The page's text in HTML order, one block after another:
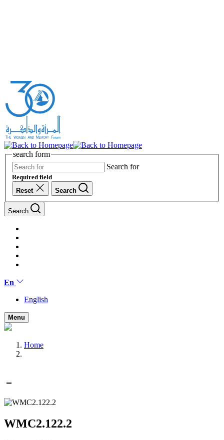
search form
Search for
Required field
Reset
Search
Search
En
English
Menu
Home
WMC2.122.2